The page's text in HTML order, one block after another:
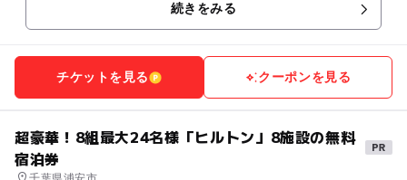
続きをみる
チケットを見る クーポンを見る
超豪華！8組最大24名様「ヒルトン」8施設の無料
宿泊券